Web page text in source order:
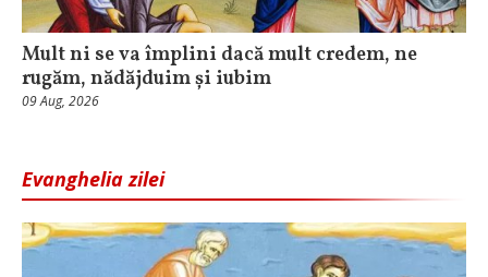
Mult ni se va împlini dacă mult credem, ne
rugăm, nădăjduim și iubim
09 Aug, 2026
Evanghelia zilei